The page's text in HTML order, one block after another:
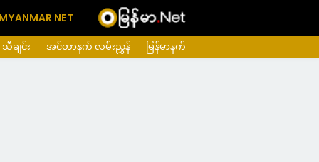
NET
မြန်မာနက်
အင်တာနက် လမ်းညွှန်
သီချင်း